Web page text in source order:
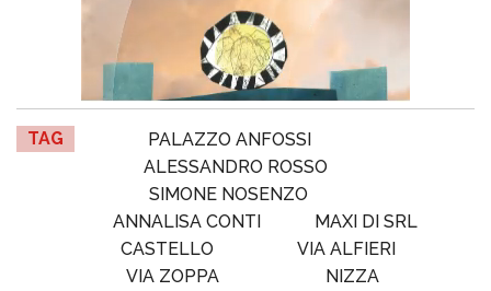
TAG
PALAZZO ANFOSSI
ALESSANDRO ROSSO
SIMONE NOSENZO
ANNALISA CONTI
MAXI DI SRL
CASTELLO
VIA ALFIERI
VIA ZOPPA
NIZZA